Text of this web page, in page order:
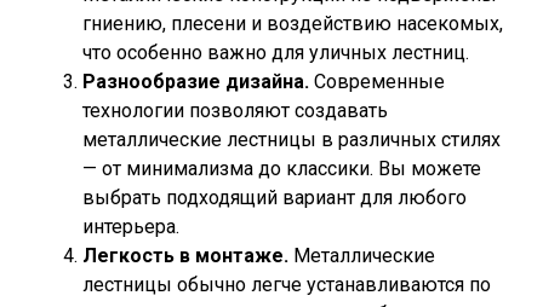
гниению, плесени и воздействию насекомых,
что особенно важно для уличных лестниц.
Разнообразие дизайна. Современные
технологии позволяют создавать
металлические лестницы в различных стилях
— от минимализма до классики. Вы можете
выбрать подходящий вариант для любого
интерьера.
Легкость в монтаже. Металлические
лестницы обычно легче устанавливаются по